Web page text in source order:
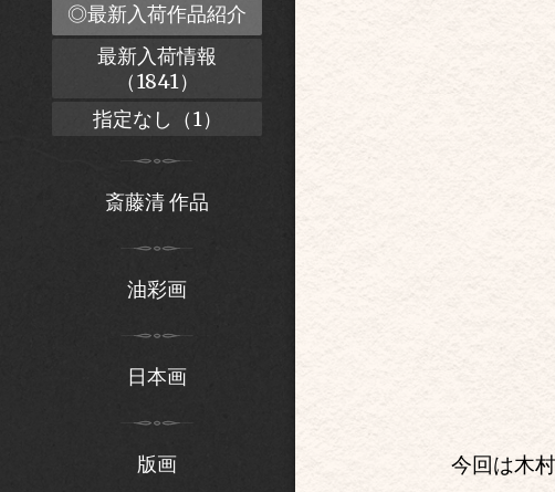
今回は木
◎最新入荷作品紹介
最新入荷情報
（1841）
指定なし（1）
斎藤清 作品
油彩画
日本画
版画